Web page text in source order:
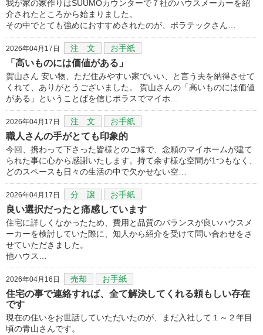
我が家の家作りはSUUMOカウンターで７社のハウスメーカーを紹
介されたところから始まりました。
その中でとても強めにおすすめされたのが、ポラテックさん…
2026年04月17日 注 文 お手紙
「高いものには価値がある」
賀山さん 安い物、ただ住みやすい家でいい、と言う夫を納得させて
くれて、ありがとうございました。 賀山さんの「高いものには価値
がある」ということばを信じポラスでマイホ…
2026年04月17日 注 文 お手紙
職人さんの手がとても印象的
今回、携わって下さった皆様とのご縁で、念願のマイホームが建て
られた事に心から感謝いたします。持て余す様な空間が1つもなく、
どのスペースも日々の生活の中で欠かせない空…
2026年04月17日 分 譲 お手紙
良い選択だったと痛感しています
住宅に詳しくなかったため、費用と品質のバランスが良いハウスメ
ーカーを検討していた際に、知人から紹介を受けて問い合わせをさ
せていただきました。
他ハウス…
2026年04月16日 売却 お手紙
住宅の事で連絡すれば、全て解決してくれる頼もしい存在
です
現在の住いをお世話していただいたのが、まだ入社して１～２年目
頃の青山さんです。